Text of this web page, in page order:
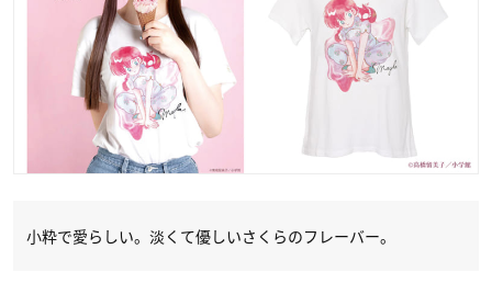
小粋で愛らしい。淡くて優しいさくらのフレーバー。